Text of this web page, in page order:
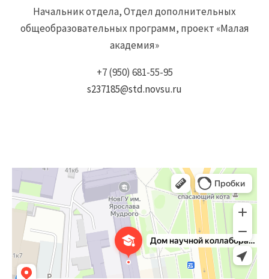
Начальник отдела, Отдел дополнительных
общеобразовательных программ, проект «Малая
академия»
+7 (950) 681-55-95
s237185@std.novsu.ru
Дом научной коллаборации им. С.В. Ковалевской
Учебный центр в Великом Новгороде